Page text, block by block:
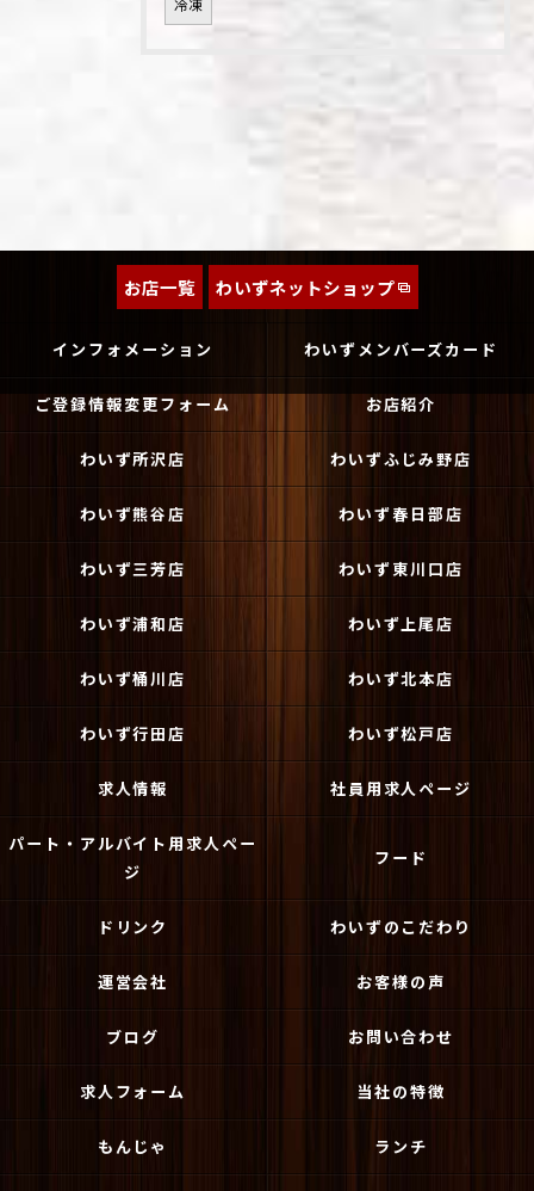
冷凍
お店一覧 わいずネットショップ
インフォメーション わいずメンバーズカード
ご登録情報変更フォーム お店紹介
わいず所沢店 わいずふじみ野店
わいず熊谷店 わいず春日部店
わいず三芳店 わいず東川口店
わいず浦和店 わいず上尾店
わいず桶川店 わいず北本店
わいず行田店 わいず松戸店
求人情報 社員用求人ページ
パート・アルバイト用求人ペー
ジ
フード
ドリンク わいずのこだわり
運営会社 お客様の声
ブログ お問い合わせ
求人フォーム 当社の特徴
もんじゃ ランチ